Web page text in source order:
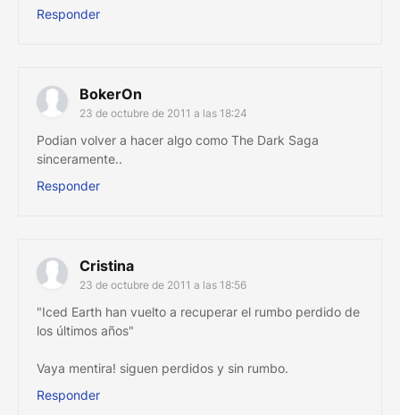
Responder
BokerOn
23 de octubre de 2011 a las 18:24
Podian volver a hacer algo como The Dark Saga
sinceramente..
Responder
Cristina
23 de octubre de 2011 a las 18:56
"Iced Earth han vuelto a recuperar el rumbo perdido de
los últimos años"
Vaya mentira! siguen perdidos y sin rumbo.
Responder